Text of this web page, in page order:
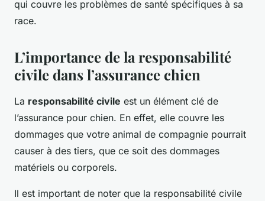
qui couvre les problèmes de santé spécifiques à sa
race.
L’importance de la responsabilité
civile dans l’assurance chien
La responsabilité civile est un élément clé de
l’assurance pour chien. En effet, elle couvre les
dommages que votre animal de compagnie pourrait
causer à des tiers, que ce soit des dommages
matériels ou corporels.
Il est important de noter que la responsabilité civile